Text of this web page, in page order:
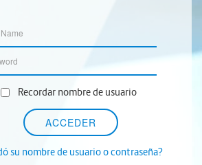
Recordar nombre de usuario
su nombre de usuario o contraseña?